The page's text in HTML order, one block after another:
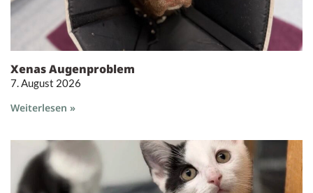
Xenas Augenproblem
7. August 2026
Weiterlesen »